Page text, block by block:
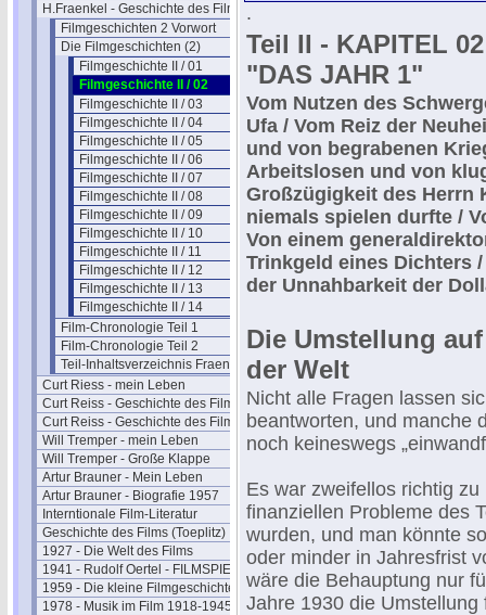
H.Fraenkel - Geschichte des Films 2
Filmgeschichten 2 Vorwort
Die Filmgeschichten (2)
Filmgeschichte II / 01
Filmgeschichte II / 02
Filmgeschichte II / 03
Filmgeschichte II / 04
Filmgeschichte II / 05
Filmgeschichte II / 06
Filmgeschichte II / 07
Filmgeschichte II / 08
Filmgeschichte II / 09
Filmgeschichte II / 10
Filmgeschichte II / 11
Filmgeschichte II / 12
Filmgeschichte II / 13
Filmgeschichte II / 14
Film-Chronologie Teil 1
Film-Chronologie Teil 2
Teil-Inhaltsverzeichnis Fraenkel 2
Curt Riess - mein Leben
Curt Reiss - Geschichte des Films I
Curt Reiss - Geschichte des Films II
Will Tremper - mein Leben
Will Tremper - Große Klappe
Artur Brauner - Mein Leben
Artur Brauner - Biografie 1957
Interntionale Film-Literatur
Geschichte des Films (Toeplitz)
1927 - Die Welt des Films
1941 - Rudolf Oertel - FILMSPIEGEL
1959 - Die kleine Filmgeschichte
1978 - Musik im Film 1918-1945
.
Teil II - KAPITEL 02
"DAS JAHR 1"
Vom Nutzen des
Ufa / Vom Reiz der
und von begrabenen
Arbeitslosen und von
Großzügigkeit des Herrn
niemals spielen durfte /
Von einem
Trinkgeld eines Dichters
der Unnahbarkeit der
Die Umstellung
der Welt
Nicht alle Fragen lassen
beantworten, und manche
noch keineswegs
Es war zweifellos richtig
finanziellen Probleme des
wurden, und man könnte
oder minder in Jahresfrist
wäre die Behauptung nur
Jahre 1930 die Umstellung